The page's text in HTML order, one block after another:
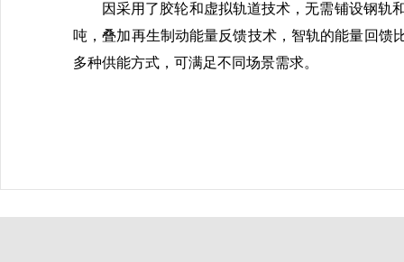
因采用了胶轮和虚拟轨道技术，无需铺设钢轨
吨，叠加再生制动能量反馈技术，智轨的能量回馈
多种供能方式，可满足不同场景需求。